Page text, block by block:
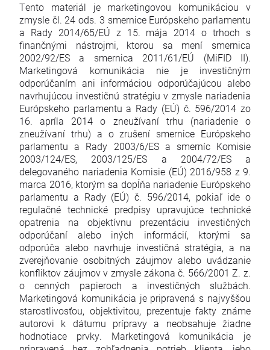
Tento materiál je marketingovou komunikáciou v
zmysle čl. 24 ods. 3 smernice Európskeho parlamentu
a Rady 2014/65/EÚ z 15. mája 2014 o trhoch s
finančnými nástrojmi, ktorou sa mení smernica
2002/92/ES a smernica 2011/61/EÚ (MiFID II).
Marketingová komunikácia nie je investičným
odporúčaním ani informáciou odporúčajúcou alebo
navrhujúcou investičnú stratégiu v zmysle nariadenia
Európskeho parlamentu a Rady (EÚ) č. 596/2014 zo
16. apríla 2014 o zneužívaní trhu (nariadenie o
zneužívaní trhu) a o zrušení smernice Európskeho
parlamentu a Rady 2003/6/ES a smerníc Komisie
2003/124/ES, 2003/125/ES a 2004/72/ES a
delegovaného nariadenia Komisie (EÚ) 2016/958 z 9.
marca 2016, ktorým sa dopĺňa nariadenie Európskeho
parlamentu a Rady (EÚ) č. 596/2014, pokiaľ ide o
regulačné technické predpisy upravujúce technické
opatrenia na objektívnu prezentáciu investičných
odporúčaní alebo iných informácií, ktorými sa
odporúča alebo navrhuje investičná stratégia, a na
zverejňovanie osobitných záujmov alebo uvádzanie
konfliktov záujmov v zmysle zákona č. 566/2001 Z. z.
o cenných papieroch a investičných službách.
Marketingová komunikácia je pripravená s najvyššou
starostlivosťou, objektivitou, prezentuje fakty známe
autorovi k dátumu prípravy a neobsahuje žiadne
hodnotiace prvky. Marketingová komunikácia je